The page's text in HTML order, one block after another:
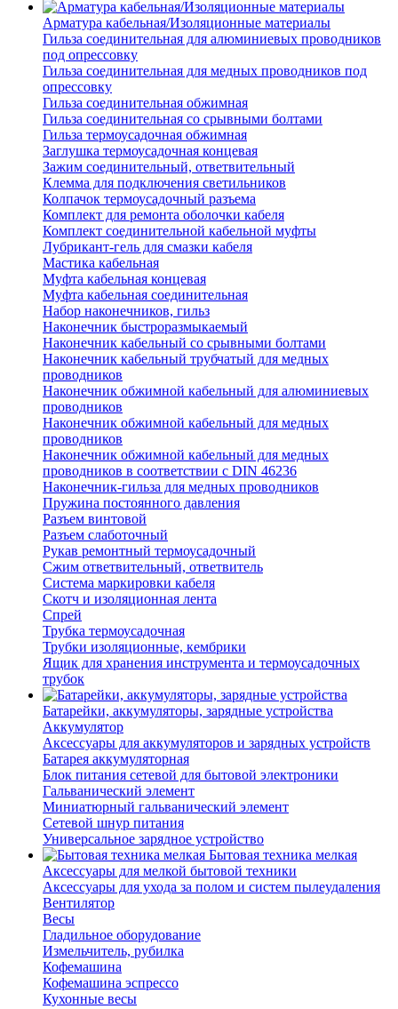
Арматура кабельная/Изоляционные материалы
Гильза соединительная для алюминиевых проводников
под опрессовку
Гильза соединительная для медных проводников под
опрессовку
Гильза соединительная обжимная
Гильза соединительная со срывными болтами
Гильза термоусадочная обжимная
Заглушка термоусадочная концевая
Зажим соединительный, ответвительный
Клемма для подключения светильников
Колпачок термоусадочный разъема
Комплект для ремонта оболочки кабеля
Комплект соединительной кабельной муфты
Лубрикант-гель для смазки кабеля
Мастика кабельная
Муфта кабельная концевая
Муфта кабельная соединительная
Набор наконечников, гильз
Наконечник быстроразмыкаемый
Наконечник кабельный со срывными болтами
Наконечник кабельный трубчатый для медных
проводников
Наконечник обжимной кабельный для алюминиевых
проводников
Наконечник обжимной кабельный для медных
проводников
Наконечник обжимной кабельный для медных
проводников в соответствии с DIN 46236
Наконечник-гильза для медных проводников
Пружина постоянного давления
Разъем винтовой
Разъем слаботочный
Рукав ремонтный термоусадочный
Сжим ответвительный, ответвитель
Система маркировки кабеля
Скотч и изоляционная лента
Спрей
Трубка термоусадочная
Трубки изоляционные, кембрики
Ящик для хранения инструмента и термоусадочных
трубок
Батарейки, аккумуляторы, зарядные устройства
Аккумулятор
Аксессуары для аккумуляторов и зарядных устройств
Батарея аккумуляторная
Блок питания сетевой для бытовой электроники
Гальванический элемент
Миниатюрный гальванический элемент
Сетевой шнур питания
Универсальное зарядное устройство
Бытовая техника мелкая
Аксессуары для мелкой бытовой техники
Аксессуары для ухода за полом и систем пылеудаления
Вентилятор
Весы
Гладильное оборудование
Измельчитель, рубилка
Кофемашина
Кофемашина эспрессо
Кухонные весы